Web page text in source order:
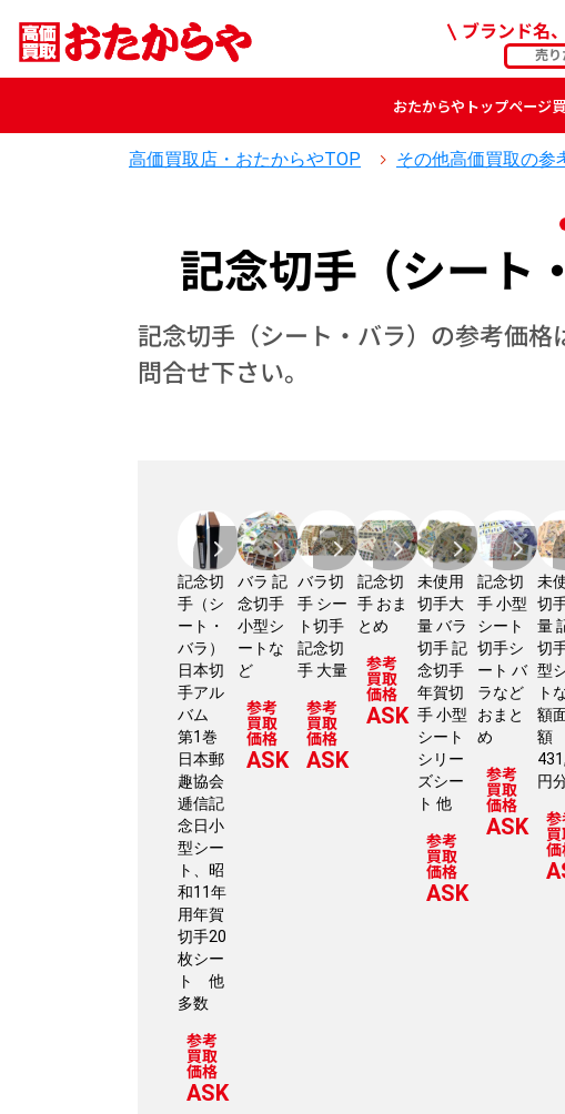
ブランド名
おたからや トップページ
高価買取店・おたからやTOP その他高価買取の参
記念切手（シート
記念切手（シート・バラ）の参考価
問合せ下さい。
記念切
手（シ
ート・
バラ）
日本切
手アル
バム
第1巻
日本郵
趣協会
逓信記
念日小
型シー
ト、昭
和11年
用年賀
切手20
枚シー
ト 他
多数
参考
買取
価格
ASK
バラ 記
念切手
小型シ
ートな
ど
参考
買取
価格
ASK
バラ切
手 シー
ト切手
記念切
手 大量
参考
買取
価格
ASK
記念切
手 おま
とめ
参考
買取
価格
ASK
未使用
切手大
量 バラ
切手 記
念切手
年賀切
手 小型
シート
シリー
ズシー
ト 他
参考
買取
価格
ASK
記念切
手 小型
シート
切手シ
ート バ
ラなど
おまと
め
参考
買取
価格
ASK
未
切
量
切
型
ト
額
額
円
参